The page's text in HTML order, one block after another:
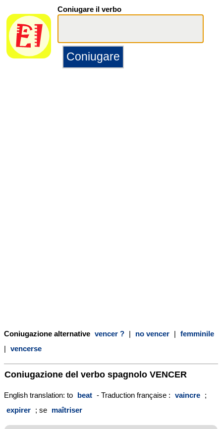
Coniugare il verbo
Coniugazione alternative vencer ? | no vencer | femminile
| vencerse
Coniugazione del verbo spagnolo VENCER
English translation: to beat - Traduction française : vaincre ;
expirer ; se maîtriser